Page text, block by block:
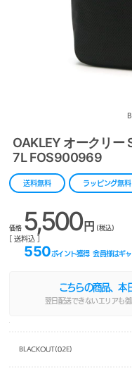
OAKLEY オークリー
7L FOS900969
送料無料 ラッピング無料
価格 5,500円 (税込)
[ 送料込 ]
550ポイント獲得 会員様はギ
こちらの商品、本
翌日配送できないエリアも
BLACKOUT(02E)